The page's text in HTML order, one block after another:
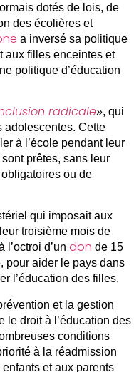
dotés de lois, de
des écolières et
a inversé sa politique
aux filles enceintes et
politique d’éducation
radicale», qui
adolescentes. Cette
à l’école pendant leur
prêtes, sans leur
ou de
qui imposait aux
troisième mois de
l’octroi d’un don de 15
pour aider le pays dans
l’éducation des filles.
et la gestion
le droit à l’éducation des
conditions
à la réadmission
et aux parents